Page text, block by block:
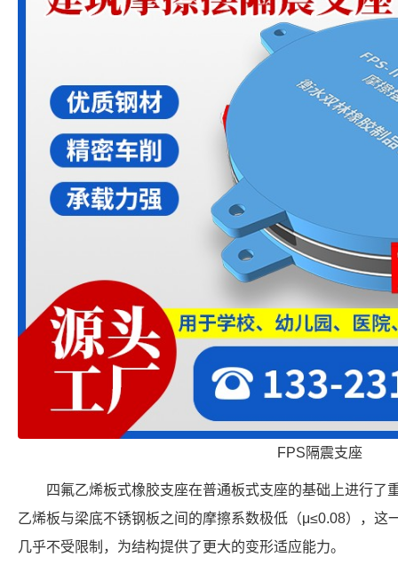
FPS隔震支座
四氟乙烯板式橡胶支座在普通板式支座的基础上进行了
乙烯板与梁底不锈钢板之间的摩擦系数极低（μ≤0.08），这
几乎不受限制，为结构提供了更大的变形适应能力。